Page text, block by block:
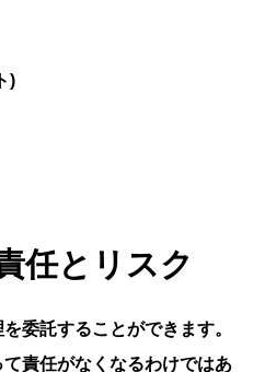
)
任とリスク
委託することができます。
責任がなくなるわけではあ